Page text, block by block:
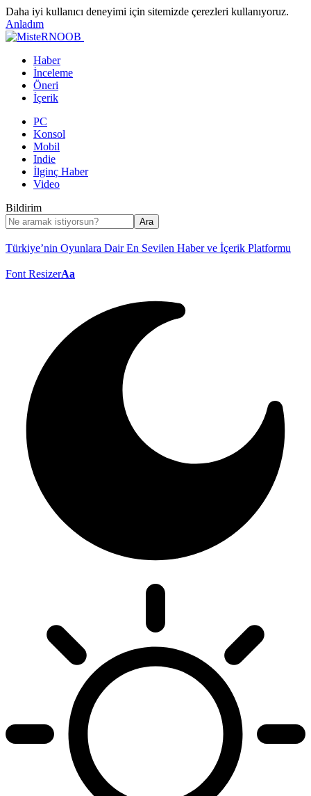
Daha iyi kullanıcı deneyimi için sitemizde çerezleri kullanıyoruz.
Anladım
Haber
İnceleme
Öneri
İçerik
PC
Konsol
Mobil
Indie
İlginç Haber
Video
Bildirim
Türkiye’nin Oyunlara Dair En Sevilen Haber ve İçerik Platformu
Font ResizerAa